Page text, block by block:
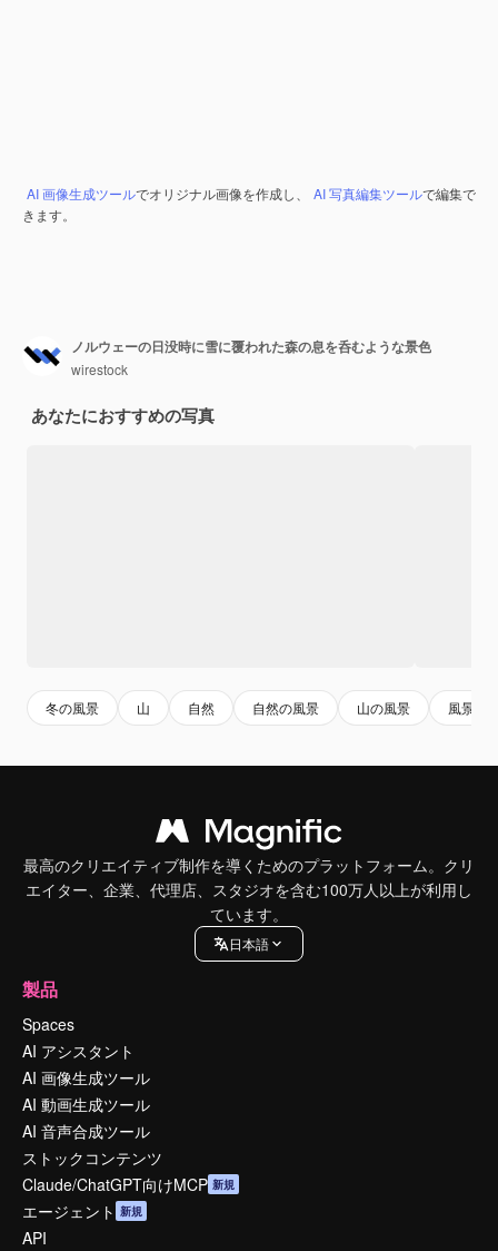
AI 画像生成ツールでオリジナル画像を作成し、 AI 写真編集ツールで編集で
きます。
ノルウェーの日没時に雪に覆われた森の息を呑むような景色
wirestock
あなたにおすすめの写真
冬の風景 山 自然 自然の風景 山の風景 風景
最高のクリエイティブ制作を導くためのプラットフォーム。クリ
エイター、企業、代理店、スタジオを含む100万人以上が利用し
ています。
日本語
製品
Spaces
AI アシスタント
AI 画像生成ツール
AI 動画生成ツール
AI 音声合成ツール
ストックコンテンツ
Claude/ChatGPT向けMCP 新規
エージェント 新規
API